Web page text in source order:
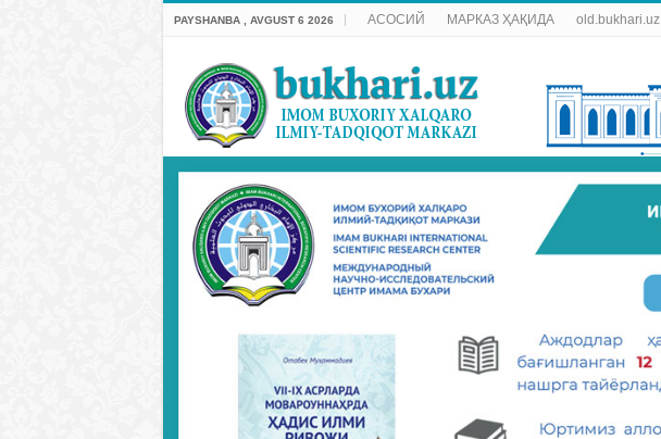
PAYSHANBA , AVGUST 6 2026 АСОСИЙ МАРКАЗ ҲАҚИДА old.bukhari.uz